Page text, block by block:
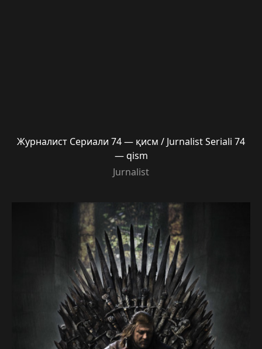
Журналист Сериали 74 — қисм / Jurnalist Seriali 74
— qism
Jurnalist